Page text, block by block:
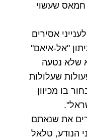
חמאס שעשוי
אסירים
"אל-איאם"
שלא נטעה
שעלולות
בו מכיוון
את שנאתם
הנודע, טלאל